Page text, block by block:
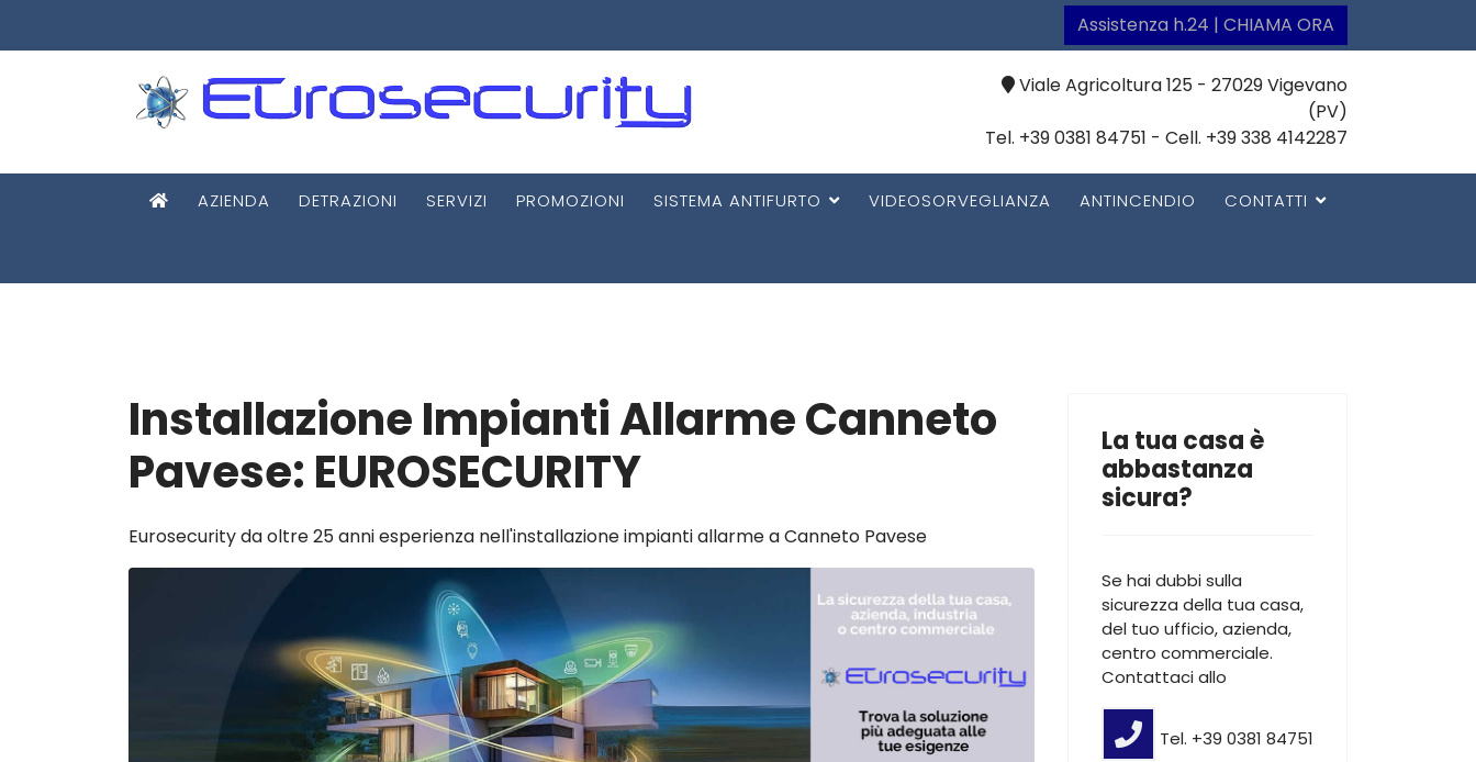
Assistenza h.24 | CHIAMA ORA
Viale Agricoltura 125 - 27029 Vigevano
(PV)
Tel. +39 0381 84751 - Cell. +39 338 4142287
AZIENDA DETRAZIONI SERVIZI PROMOZIONI SISTEMA ANTIFURTO VIDEOSORVEGLIANZA ANTINCENDIO CONTATTI
Installazione Impianti Allarme Canneto
Pavese: EUROSECURITY
Eurosecurity da oltre 25 anni esperienza nell'installazione impianti allarme a Canneto Pavese
La tua casa è
abbastanza
sicura?
Se hai dubbi sulla
sicurezza della tua casa,
del tuo ufficio, azienda,
centro commerciale.
Contattaci allo
Tel. +39 0381 84751